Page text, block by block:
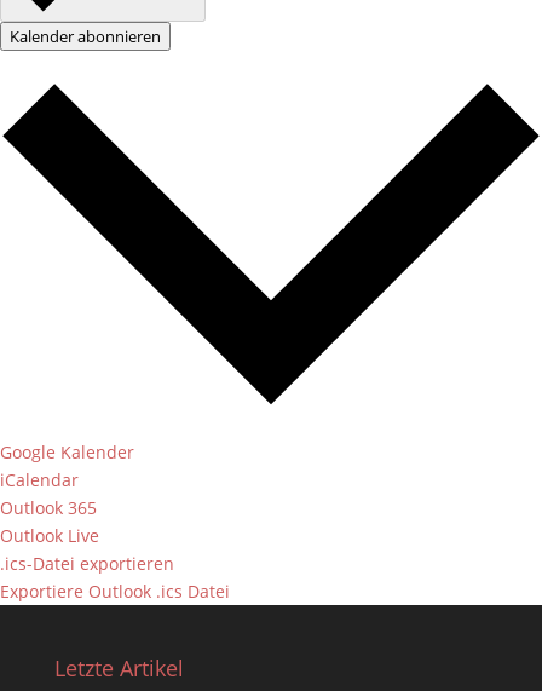
Kalender abonnieren
Google Kalender
iCalendar
Outlook 365
Outlook Live
.ics-Datei exportieren
Exportiere Outlook .ics Datei
Letzte Artikel